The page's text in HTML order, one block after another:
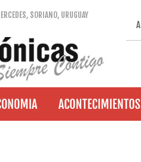
SORIANO, URUGUAY